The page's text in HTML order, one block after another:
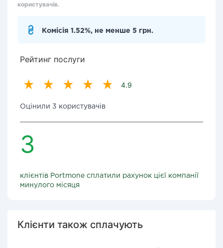
користувачів.
Комісія 1.52%, не менше 5 грн.
Рейтинг послуги
4.9
Оцінили 3 користувачів
3
клієнтів Portmone сплатили рахунок цієї компанії
минулого місяця
Клієнти також сплачують